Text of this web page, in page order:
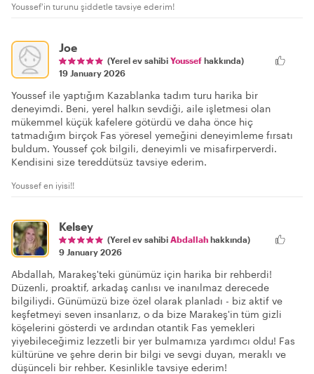
Youssef'in turunu şiddetle tavsiye ederim!
Joe
(Yerel ev sahibi Youssef hakkında)
19 January 2026
Youssef ile yaptığım Kazablanka tadım turu harika bir
deneyimdi. Beni, yerel halkın sevdiği, aile işletmesi olan
mükemmel küçük kafelere götürdü ve daha önce hiç
tatmadığım birçok Fas yöresel yemeğini deneyimleme fırsatı
buldum. Youssef çok bilgili, deneyimli ve misafirperverdi.
Kendisini size tereddütsüz tavsiye ederim.
Youssef en iyisi!!
Kelsey
(Yerel ev sahibi Abdallah hakkında)
9 January 2026
Abdallah, Marakeş'teki günümüz için harika bir rehberdi!
Düzenli, proaktif, arkadaş canlısı ve inanılmaz derecede
bilgiliydi. Günümüzü bize özel olarak planladı - biz aktif ve
keşfetmeyi seven insanlarız, o da bize Marakeş'in tüm gizli
köşelerini gösterdi ve ardından otantik Fas yemekleri
yiyebileceğimiz lezzetli bir yer bulmamıza yardımcı oldu! Fas
kültürüne ve şehre derin bir bilgi ve sevgi duyan, meraklı ve
düşünceli bir rehber. Kesinlikle tavsiye ederim!